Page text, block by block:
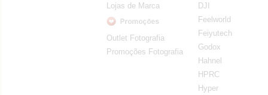
Lojas de Marca
Outlet Fotografia
Promoções Fotografia
DJI
Feelworld
Feiyutech
Godox
Hahnel
HPRC
Hyper